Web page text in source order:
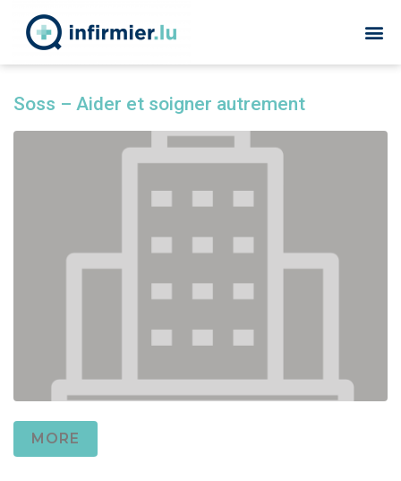
Soss – Aider et soigner autrement
MORE